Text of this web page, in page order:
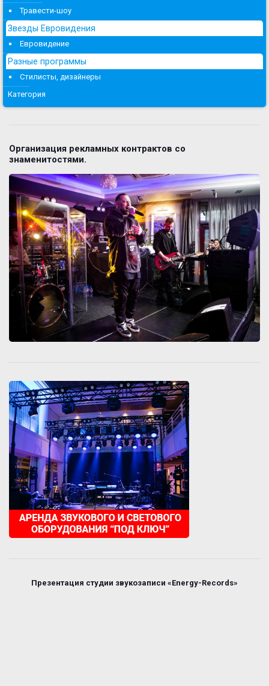
Травести-шоу
Звезды Евровидения
Евровидение
Разные программы
Стилисты, дизайнеры
Категория
Организация рекламных контрактов со
знаменитостями.
Презентация студии звукозаписи «Energy-Records»